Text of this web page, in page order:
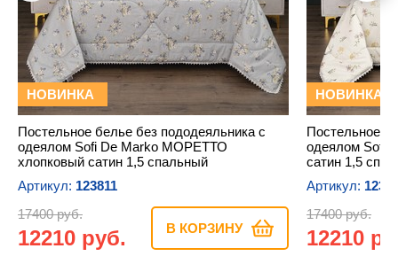
НОВИНКА
Постельное белье без пододеяльника с
одеялом Sofi De Marko МОРЕТТО
хлопковый сатин 1,5 спальный
Артикул: 123811
17400 руб.
12210 руб. В КОРЗИНУ
НОВИНКА
Постельное
одеялом Sofi
сатин 1,5
Артикул:
17400 руб.
12210